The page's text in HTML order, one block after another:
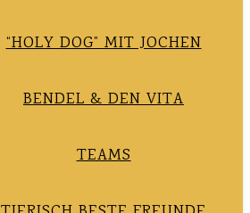
“HOLY DOG” MIT JOCHEN
BENDEL & DEN VITA
TEAMS